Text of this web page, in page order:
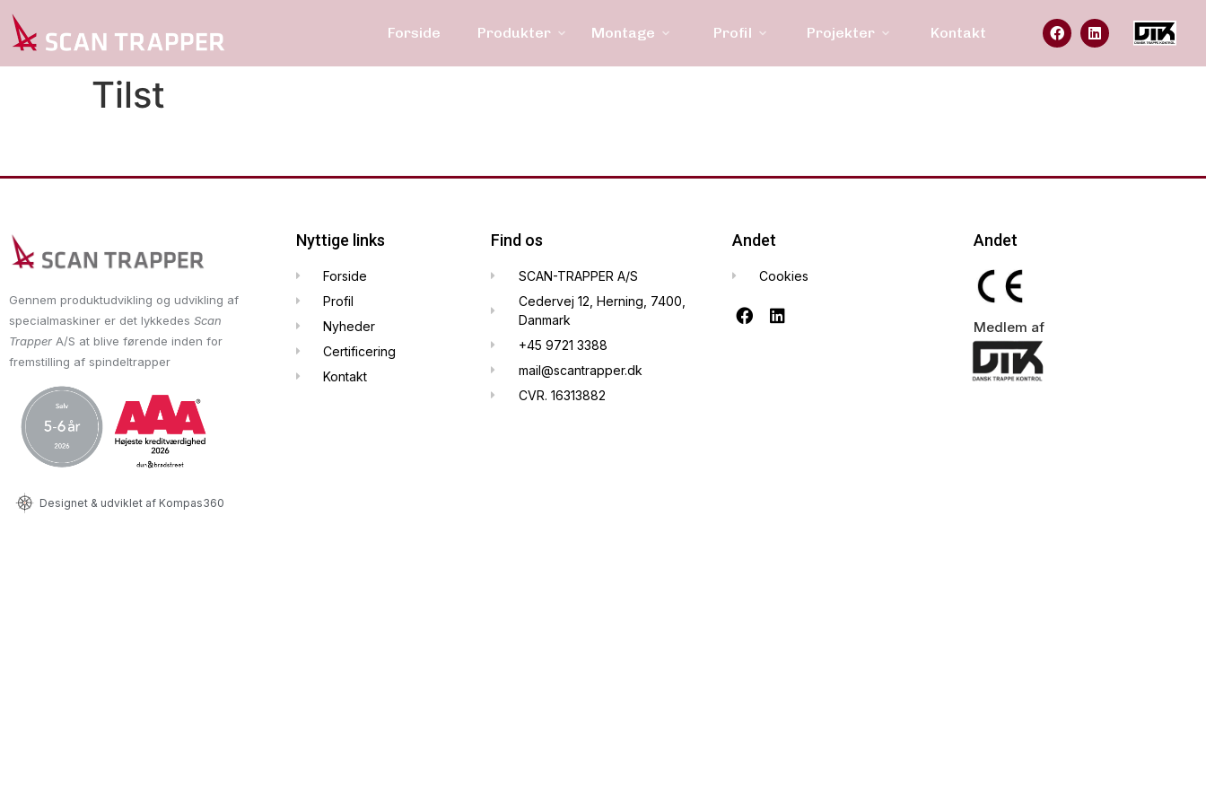
Forside Produkter Montage Profil Projekter Kontakt
Tilst
Gennem produktudvikling og udvikling af
specialmaskiner er det lykkedes Scan
Trapper A/S at blive førende inden for
fremstilling af spindeltrapper
Designet & udviklet af Kompas360
Nyttige links
Forside
Profil
Nyheder
Certificering
Kontakt
Find os
SCAN-TRAPPER A/S
Cedervej 12, Herning, 7400,
Danmark
+45 9721 3388
mail@scantrapper.dk
CVR. 16313882
Andet
Cookies
Andet
Medlem af